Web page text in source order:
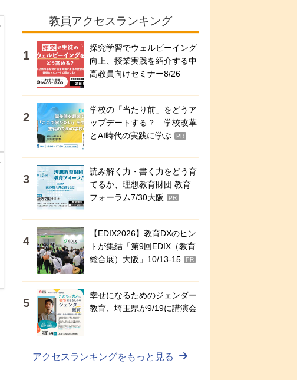
教員アクセスランキング
探究学習でウェルビーイング
向上、授業実践を紹介する中
高教員向けセミナー8/26
学校の「当たり前」をどうア
ップデートする？ 学校改革
とAI時代の実践に学ぶ
PR
読み解く力・書く力をどう育
てるか、理想教育財団 教育
フォーラム7/30大阪
PR
【EDIX2026】教育DXのヒン
トが集結「第9回EDIX（教育
総合展）大阪」10/13-15
PR
幸せになるためのジェンダー
教育、埼玉県が9/19に講演会
アクセスランキングをもっと見る